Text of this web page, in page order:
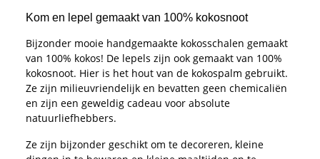
Kom en lepel gemaakt van 100% kokosnoot
Bijzonder mooie handgemaakte kokosschalen gemaakt
van 100% kokos! De lepels zijn ook gemaakt van 100%
kokosnoot. Hier is het hout van de kokospalm gebruikt.
Ze zijn milieuvriendelijk en bevatten geen chemicaliën
en zijn een geweldig cadeau voor absolute
natuurliefhebbers.
Ze zijn bijzonder geschikt om te decoreren, kleine